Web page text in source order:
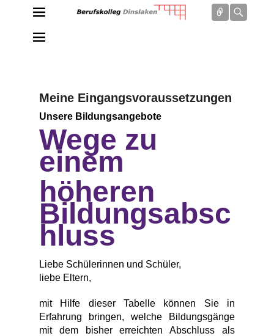
Connect
Meine Eingangsvoraussetzungen
P
o
s
e
d
8
e
z
m
b
e
Unsere Bildungsangebote
Wege zu
einem
höheren
Bildungsabsc
hluss
Liebe Schülerinnen und Schüler,
liebe Eltern,
mit Hilfe dieser Tabelle können Sie in
Erfahrung bringen, welche Bildungsgänge
mit dem bisher erreichten Abschluss als